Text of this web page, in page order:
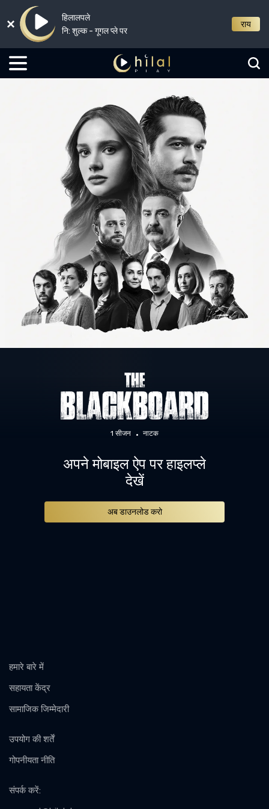
हिलालपले
नि: शुल्क - गूगल प्ले पर
राय
1 सीजन नाटक
अपने मोबाइल ऐप पर हाइलप्ले
देखें
अब डाउनलोड करो
हमारे बारे में
सहायता केंद्र
सामाजिक जिम्मेदारी
उपयोग की शर्तें
गोपनीयता नीति
संपर्क करें: